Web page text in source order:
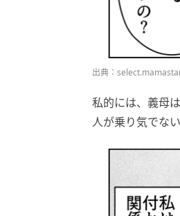
出典：
私的には、義母
人が乗り気でない